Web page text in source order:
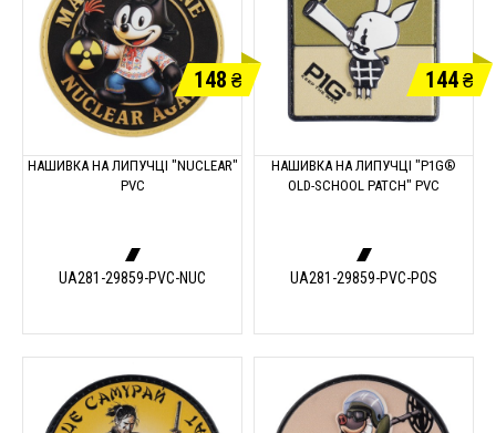
148 ₴
НАШИВКА НА ЛИПУЧЦІ "NUCLEAR"
PVC
UA281-29859-PVC-NUC
144₴
НАШИВКА НА ЛИПУЧЦІ "P1G®
OLD-SCHOOL PATCH" PVC
UA281-29859-PVC-POS